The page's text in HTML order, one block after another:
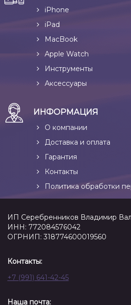
iPhone
iPad
MacBook
Apple Watch
Инструменты
Аксессуары
ИНФОРМАЦИЯ
О компании
Доставка и оплата
Гарантия
Контакты
Политика обработки
ИП Серебренников Владимир
ИНН: 772084576042
ОГРНИП: 318774600019560
Контакты:
+7 (991) 641-42-45
Наша почта: